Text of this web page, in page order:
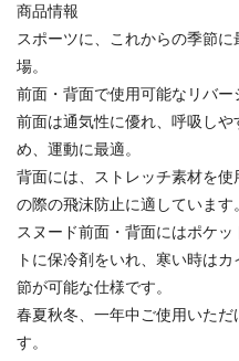
商品情報
スポーツに、これからの季節
場。
前面・背面で使用可能なリバー
前面は通気性に優れ、呼吸し
め、運動に最適。
背面には、ストレッチ素材を
の際の飛沫防止に適しています。
スヌード前面・背面にはポケ
トに保冷剤をいれ、寒い時は
節が可能な仕様です。
春夏秋冬、一年中ご使用いた
す。